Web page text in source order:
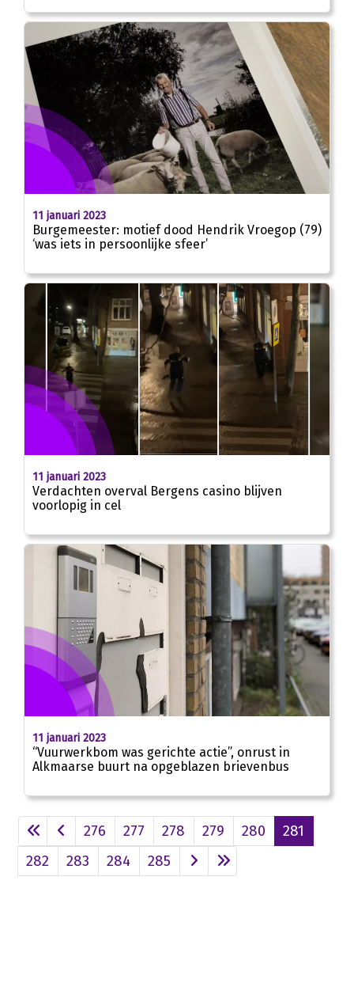
11 januari 2023
Burgemeester: motief dood Hendrik Vroegop (79)
‘was iets in persoonlijke sfeer’
11 januari 2023
Verdachten overval Bergens casino blijven
voorlopig in cel
11 januari 2023
“Vuurwerkbom was gerichte actie”, onrust in
Alkmaarse buurt na opgeblazen brievenbus
276 277 278 279 280
281
282
283 284 285